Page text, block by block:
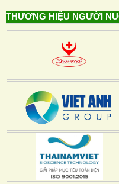
THƯƠNG HIỆU NGƯỜI